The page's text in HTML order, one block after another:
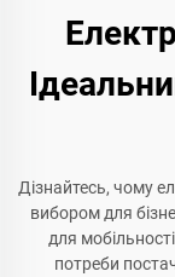
Дізнайтесь, чому
вибором для
для
потреби